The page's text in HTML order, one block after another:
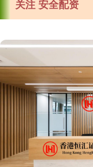
关注 安全配资